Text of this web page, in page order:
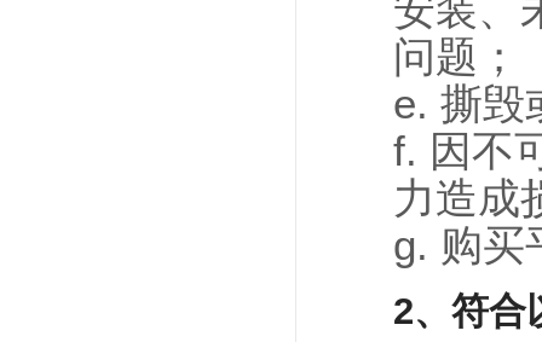
问题；
e. 撕毁
f. 因不
力造成
g. 购买
2、符合